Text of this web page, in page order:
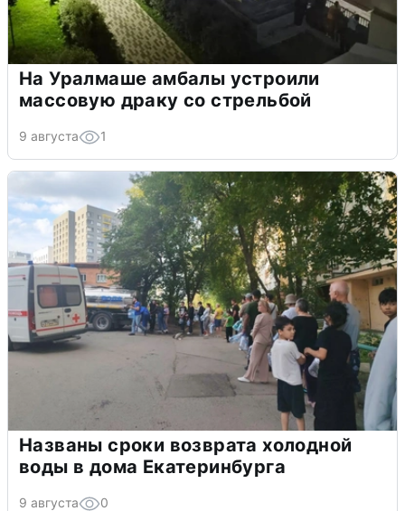
На Уралмаше амбалы устроили
массовую драку со стрельбой
9 августа 1
Названы сроки возврата холодной
воды в дома Екатеринбурга
9 августа 0